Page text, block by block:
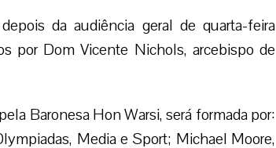
da audiência geral de quarta-feira
por Dom Vicente Nichols, arcebispo de
Baronesa Hon Warsi, será formada por:
Media e Sport; Michael Moore,